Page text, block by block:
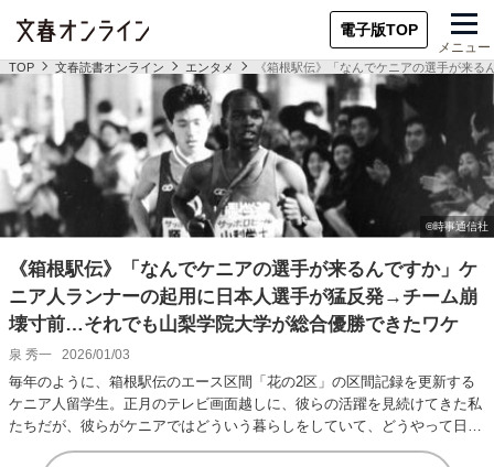
電子版TOP
メニュー
TOP 文春読書オンライン エンタメ 《箱根駅伝》「なんでケニアの選手が来
《箱根駅伝》「なんでケニアの選手が来るんですか」ケ
ニア人ランナーの起用に日本人選手が猛反発→チーム崩
壊寸前…それでも山梨学院大学が総合優勝できたワケ
泉 秀一 2026/01/03
毎年のように、箱根駅伝のエース区間「花の2区」の区間記録を更新する
ケニア人留学生。正月のテレビ画面越しに、彼らの活躍を見続けてきた私
たちだが、彼らがケニアではどういう暮らしをしていて、どうやって日本
に来て、そして卒…